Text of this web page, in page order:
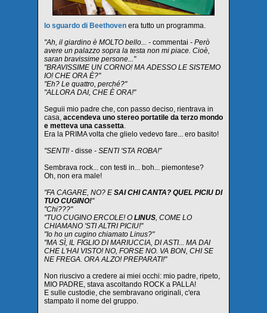
lo sguardo di Beethoven era tutto un programma.
"Ah, il giardino è MOLTO bello... - commentai - Però
avere un palazzo sopra la testa non mi piace. Cioè,
saran bravissime persone..."
"BRAVISSIME UN CORNO! MA ADESSO LE SISTEMO
IO! CHE ORA È?"
"Eh? Le quattro, perché?"
"ALLORA DAI, CHE È ORA!"
Seguii mio padre che, con passo deciso, rientrava in
casa, accendeva uno stereo portatile da terzo mondo
e metteva una cassetta.
Era la PRIMA volta che glielo vedevo fare... ero basito!
"SENTI! - disse - SENTI 'STA ROBA!"
Sembrava rock... con testi in... boh... piemontese?
Oh, non era male!
"FA CAGARE, NO? E SAI CHI CANTA? QUEL PICIU DI
TUO CUGINO!"
"Chi???"
"TUO CUGINO ERCOLE! O LINUS, COME LO
CHIAMANO 'STI ALTRI PICIU!"
"Io ho un cugino chiamato Linus?"
"MA SÌ, IL FIGLIO DI MARIUCCIA, DI ASTI... MA DAI
CHE L'HAI VISTO! NO, FORSE NO. VA BON, CHI SE
NE FREGA. ORA ALZO! PREPARATI!"
Non riuscivo a credere ai miei occhi: mio padre, ripeto,
MIO PADRE, stava ascoltando ROCK a PALLA!
E sulle custodie, che sembravano originali, c'era
stampato il nome del gruppo.